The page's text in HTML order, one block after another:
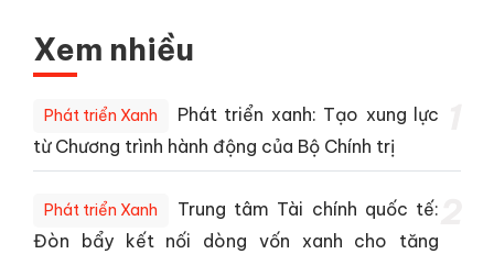
Xem nhiều
Phát triển Xanh
Phát triển xanh: Tạo xung lực
từ Chương trình hành động của Bộ Chính trị
Phát triển Xanh
Trung tâm Tài chính quốc tế:
Đòn bẩy kết nối dòng vốn xanh cho tăng